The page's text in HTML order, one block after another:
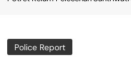
Police Report